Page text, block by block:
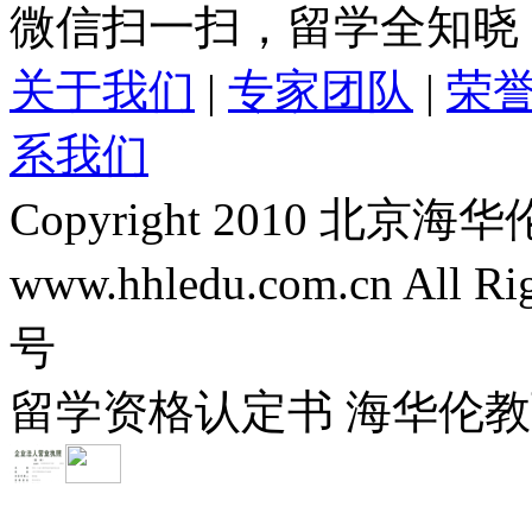
微信扫一扫，留学全知晓
关于我们 | 专家团队 | 荣
系我们
Copyright 2010 北京海
www.hhledu.com.cn All
号
留学资格认定书 海华伦